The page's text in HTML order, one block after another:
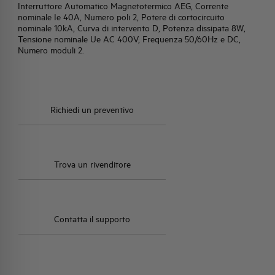
Interruttore Automatico Magnetotermico AEG, Corrente
nominale Ie 40A, Numero poli 2, Potere di cortocircuito
nominale 10kA, Curva di intervento D, Potenza dissipata 8W,
Tensione nominale Ue AC 400V, Frequenza 50/60Hz e DC,
Numero moduli 2.
Richiedi un preventivo
Trova un rivenditore
Contatta il supporto